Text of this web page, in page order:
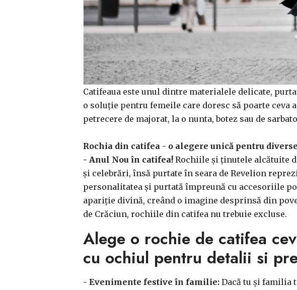
Catifeaua este unul dintre materialele delicate,
o soluție pentru femeile care doresc să poarte
petrecere de majorat, la o nunta, botez sau de
Rochia din catifea - o alegere unică pentru
- Anul Nou în catifea!Rochiile și ținutele alcătuite
și celebrări, însă purtate în seara de Revelion
personalitatea și purtată împreună cu accesoriile
apariție divină, creând o imagine desprinsă din
de Crăciun, rochiile din catifea nu trebuie excluse.
Alege o rochie de catifea
cu ochiul pentru detalii si
- Evenimente festive în familie: Dacă tu și familia